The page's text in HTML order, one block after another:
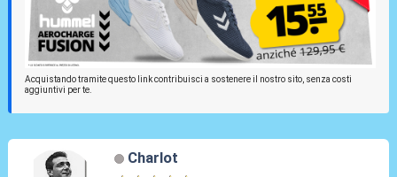
Acquistando tramite questo link contribuisci a sostenere il nostro sito, senza costi
aggiuntivi per te.
Charlot